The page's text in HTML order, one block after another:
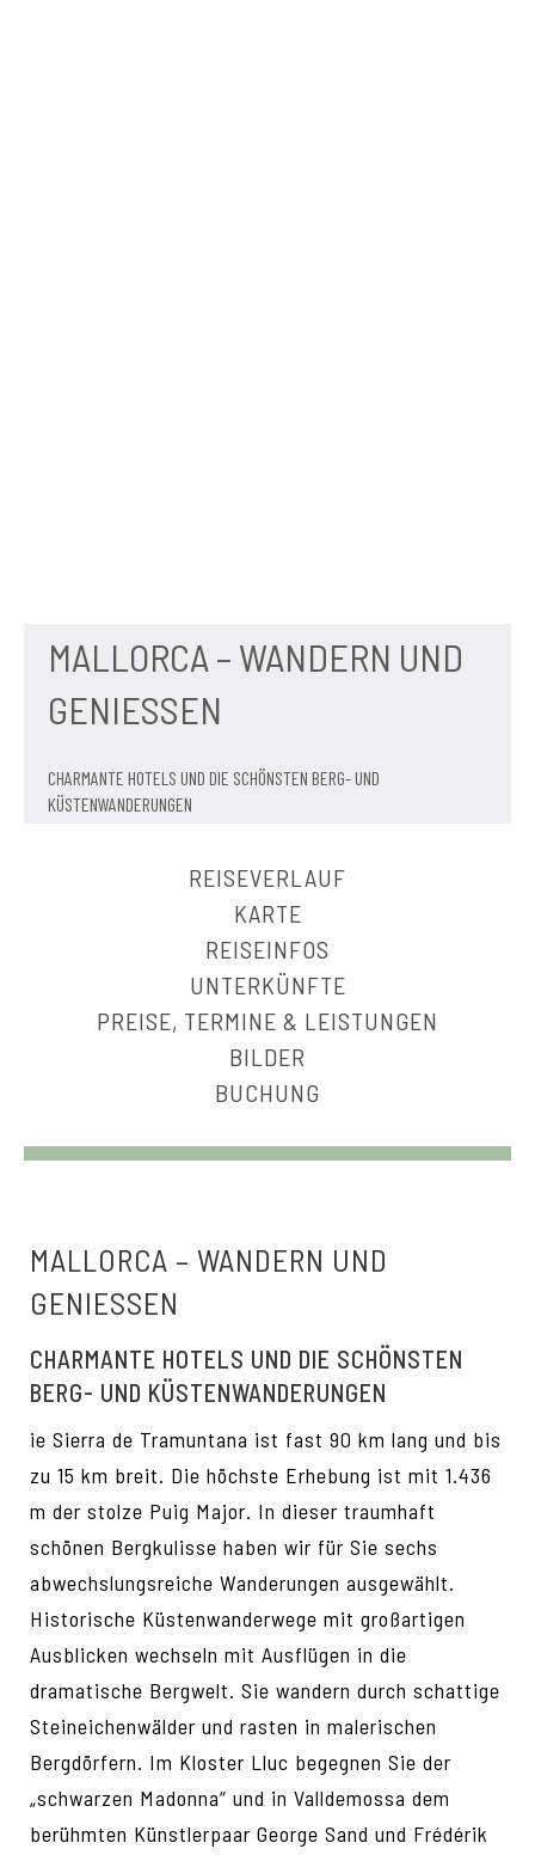
MALLORCA – WANDERN UND
GENIESSEN
CHARMANTE HOTELS UND DIE SCHÖNSTEN BERG- UND
KÜSTENWANDERUNGEN
REISEVERLAUF
KARTE
REISEINFOS
UNTERKÜNFTE
PREISE, TERMINE & LEISTUNGEN
BILDER
BUCHUNG
MALLORCA – WANDERN UND
GENIESSEN
CHARMANTE HOTELS UND DIE SCHÖNSTEN
BERG- UND KÜSTENWANDERUNGEN
ie Sierra de Tramuntana ist fast 90 km lang und bis
zu 15 km breit. Die höchste Erhebung ist mit 1.436
m der stolze Puig Major. In dieser traumhaft
schönen Bergkulisse haben wir für Sie sechs
abwechslungsreiche Wanderungen ausgewählt.
Historische Küstenwanderwege mit großartigen
Ausblicken wechseln mit Ausflügen in die
dramatische Bergwelt. Sie wandern durch schattige
Steineichenwälder und rasten in malerischen
Bergdörfern. Im Kloster Lluc begegnen Sie der
„schwarzen Madonna“ und in Valldemossa dem
berühmten Künstlerpaar George Sand und Frédérik